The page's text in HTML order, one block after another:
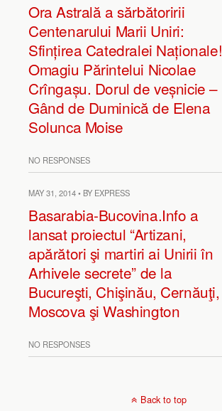
Ora Astrală a sărbătoririi
Centenarului Marii Uniri:
Sfințirea Catedralei Naționale!
Omagiu Părintelui Nicolae
Crîngașu. Dorul de veșnicie –
Gând de Duminică de Elena
Solunca Moise
NO RESPONSES
MAY 31, 2014 • BY EXPRESS
Basarabia-Bucovina.Info a
lansat proiectul “Artizani,
apărători şi martiri ai Unirii în
Arhivele secrete” de la
Bucureşti, Chişinău, Cernăuţi,
Moscova şi Washington
NO RESPONSES
Back to top